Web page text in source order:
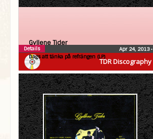
TDR Discography
Gyllene Tider
Dags att tänka på refrängen (LP)
Apr 24, 2013•
Details